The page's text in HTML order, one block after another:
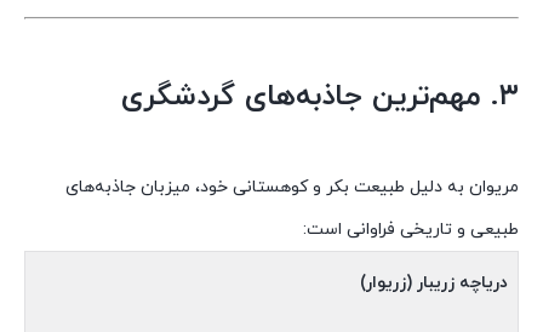
۳. مهم‌ترین جاذبه‌های گردشگری
مریوان به دلیل طبیعت بکر و کوهستانی خود، میزبان جاذبه‌های
طبیعی و تاریخی فراوانی است:
دریاچه زریبار (زریوار)